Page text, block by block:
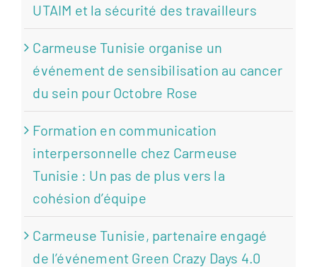
UTAIM et la sécurité des travailleurs
Carmeuse Tunisie organise un
événement de sensibilisation au cancer
du sein pour Octobre Rose
Formation en communication
interpersonnelle chez Carmeuse
Tunisie : Un pas de plus vers la
cohésion d’équipe
Carmeuse Tunisie, partenaire engagé
de l’événement Green Crazy Days 4.0